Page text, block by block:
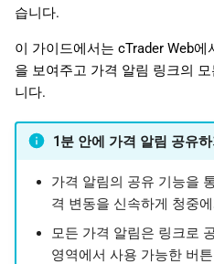
습니다.
이 가이드에서는 cTrader Web
을 보여주고 가격 알림 링크의
니다.
1분 안에 가격 알림 공유
가격 알림의 공유 기능을
격 변동을 신속하게 청중
모든 가격 알림은 링크로
영역에서 사용 가능한 버